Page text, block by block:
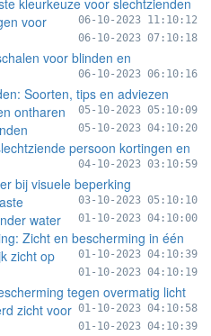
kleurkeuze voor slechtzienden
06-10-2023 11:10:12
voor
06-10-2023 07:10:18
voor blinden en
06-10-2023 06:10:16
Soorten, tips en adviezen
05-10-2023 05:10:09
ontharen
05-10-2023 04:10:20
persoon kortingen en
04-10-2023 03:10:59
bij visuele beperking
03-10-2023 05:10:10
water
01-10-2023 04:10:00
Zicht en bescherming in één
01-10-2023 04:10:39
zicht op
01-10-2023 04:10:19
tegen overmatig licht
01-10-2023 04:10:58
zicht voor
01-10-2023 04:10:39